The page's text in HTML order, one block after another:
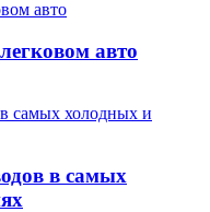
авто
в самых